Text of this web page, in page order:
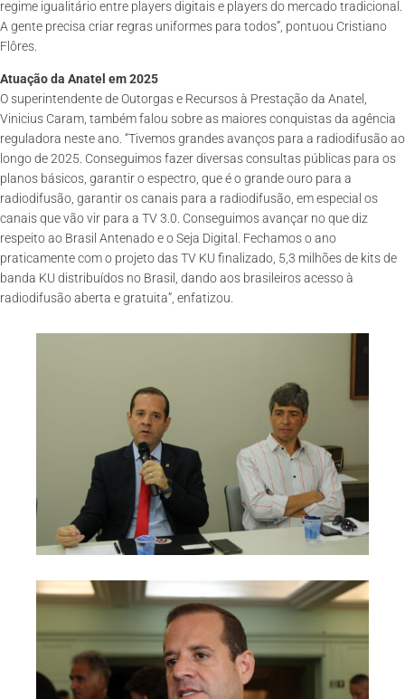
regime igualitário entre players digitais e players do mercado tradicional.
A gente precisa criar regras uniformes para todos”, pontuou Cristiano
Flôres.
Atuação da Anatel em 2025
O superintendente de Outorgas e Recursos à Prestação da Anatel,
Vinicius Caram, também falou sobre as maiores conquistas da agência
reguladora neste ano. “Tivemos grandes avanços para a radiodifusão ao
longo de 2025. Conseguimos fazer diversas consultas públicas para os
planos básicos, garantir o espectro, que é o grande ouro para a
radiodifusão, garantir os canais para a radiodifusão, em especial os
canais que vão vir para a TV 3.0. Conseguimos avançar no que diz
respeito ao Brasil Antenado e o Seja Digital. Fechamos o ano
praticamente com o projeto das TV KU finalizado, 5,3 milhões de kits de
banda KU distribuídos no Brasil, dando aos brasileiros acesso à
radiodifusão aberta e gratuita”, enfatizou.